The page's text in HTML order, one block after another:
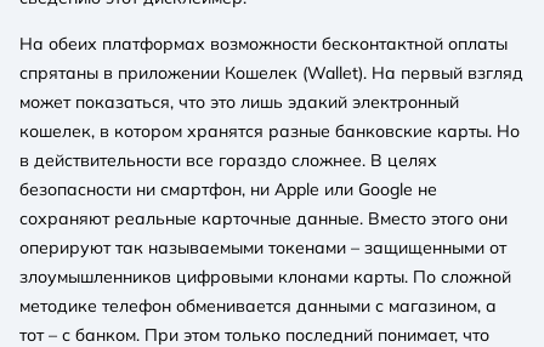
На обеих платформах возможности бесконтактной оплаты
спрятаны в приложении Кошелек (Wallet). На первый взгляд
может показаться, что это лишь эдакий электронный
кошелек, в котором хранятся разные банковские карты. Но
в действительности все гораздо сложнее. В целях
безопасности ни смартфон, ни Apple или Google не
сохраняют реальные карточные данные. Вместо этого они
оперируют так называемыми токенами – защищенными от
злоумышленников цифровыми клонами карты. По сложной
методике телефон обменивается данными с магазином, а
тот – с банком. При этом только последний понимает, что